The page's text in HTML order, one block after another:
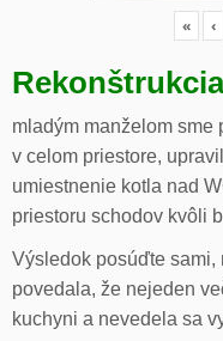
« ‹
mladým manželom sme
v celom priestore,
umiestnenie kotla nad
priestoru schodov kvôli
Výsledok posúďte sami,
povedala, že nejeden
kuchyni a nevedela sa